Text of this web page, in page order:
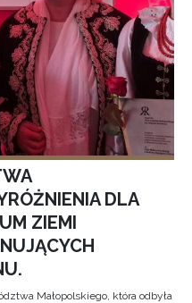
DLA
ZIEMI
Małopolskiego, która odbyła